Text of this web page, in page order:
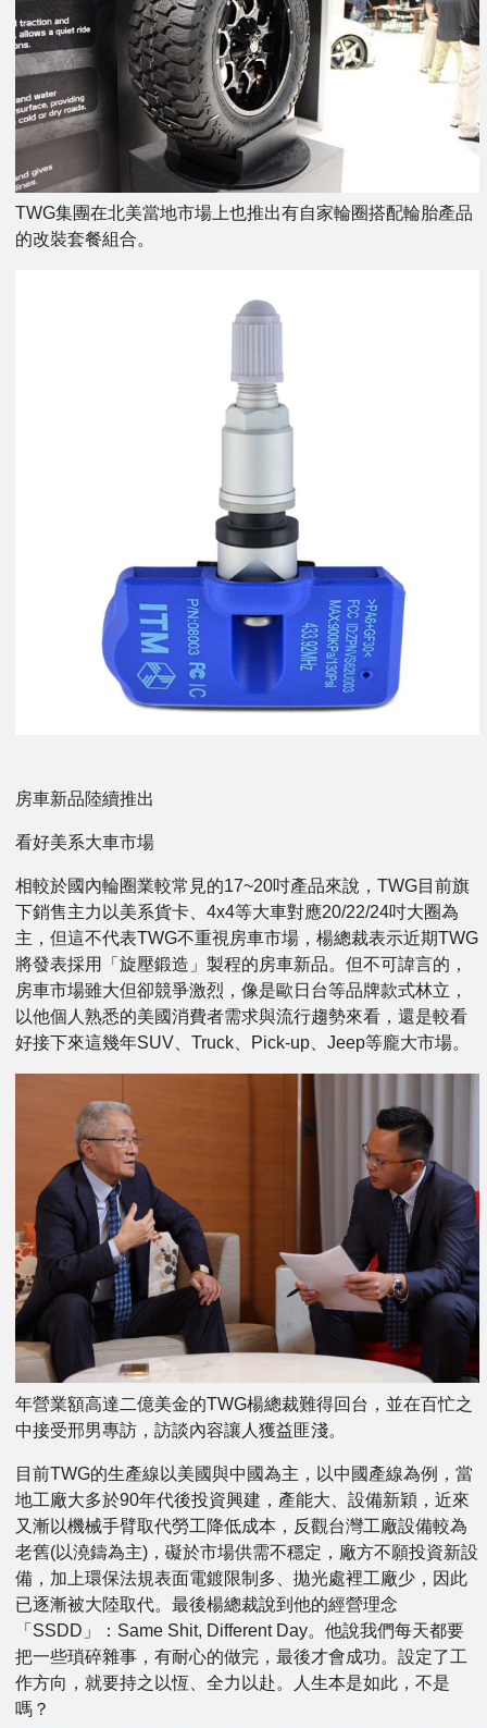
TWG集團在北美當地市場上也推出有自家輪圈搭配輪胎產品
的改裝套餐組合。
房車新品陸續推出
看好美系大車市場
相較於國內輪圈業較常見的17~20吋產品來說，TWG目前旗
下銷售主力以美系貨卡、4x4等大車對應20/22/24吋大圈為
主，但這不代表TWG不重視房車市場，楊總裁表示近期TWG
將發表採用「旋壓鍛造」製程的房車新品。但不可諱言的，
房車市場雖大但卻競爭激烈，像是歐日台等品牌款式林立，
以他個人熟悉的美國消費者需求與流行趨勢來看，還是較看
好接下來這幾年SUV、Truck、Pick-up、Jeep等龐大市場。
年營業額高達二億美金的TWG楊總裁難得回台，並在百忙之
中接受邢男專訪，訪談內容讓人獲益匪淺。
目前TWG的生產線以美國與中國為主，以中國產線為例，當
地工廠大多於90年代後投資興建，產能大、設備新穎，近來
又漸以機械手臂取代勞工降低成本，反觀台灣工廠設備較為
老舊(以澆鑄為主)，礙於市場供需不穩定，廠方不願投資新設
備，加上環保法規表面電鍍限制多、拋光處裡工廠少，因此
已逐漸被大陸取代。最後楊總裁說到他的經營理念
「SSDD」：Same Shit, Different Day。他說我們每天都要
把一些瑣碎雜事，有耐心的做完，最後才會成功。設定了工
作方向，就要持之以恆、全力以赴。人生本是如此，不是
嗎？